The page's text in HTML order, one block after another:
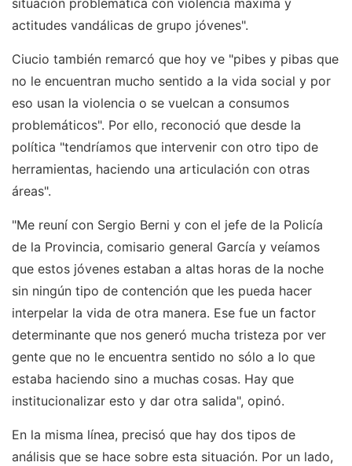
situación problemática con violencia máxima y
actitudes vandálicas de grupo jóvenes".
Ciucio también remarcó que hoy ve "pibes y pibas que
no le encuentran mucho sentido a la vida social y por
eso usan la violencia o se vuelcan a consumos
problemáticos". Por ello, reconoció que desde la
política "tendríamos que intervenir con otro tipo de
herramientas, haciendo una articulación con otras
áreas".
"Me reuní con Sergio Berni y con el jefe de la Policía
de la Provincia, comisario general García y veíamos
que estos jóvenes estaban a altas horas de la noche
sin ningún tipo de contención que les pueda hacer
interpelar la vida de otra manera. Ese fue un factor
determinante que nos generó mucha tristeza por ver
gente que no le encuentra sentido no sólo a lo que
estaba haciendo sino a muchas cosas. Hay que
institucionalizar esto y dar otra salida", opinó.
En la misma línea, precisó que hay dos tipos de
análisis que se hace sobre esta situación. Por un lado,